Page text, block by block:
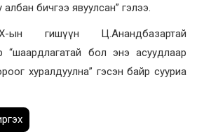
бичгээ явуулсан” гэлээ.
гишүүн Ц.Анандбазартай
“шаардлагатай бол энэ асуудлаар
хуралдуулна” гэсэн байр сууриа